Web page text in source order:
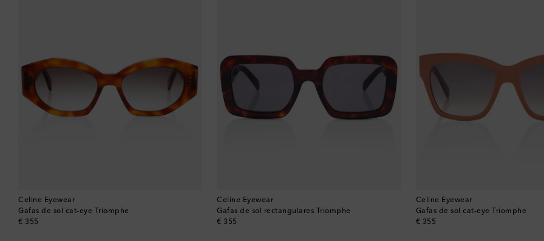
Celine Eyewear
Gafas de sol cat-eye Triomphe
€ 355
original price
Celine Eyewear
Gafas de sol rectangulares Triomphe
€ 355
original price
Celine Eyewear
Gafas de sol cat-eye Triomphe
€ 355
original price